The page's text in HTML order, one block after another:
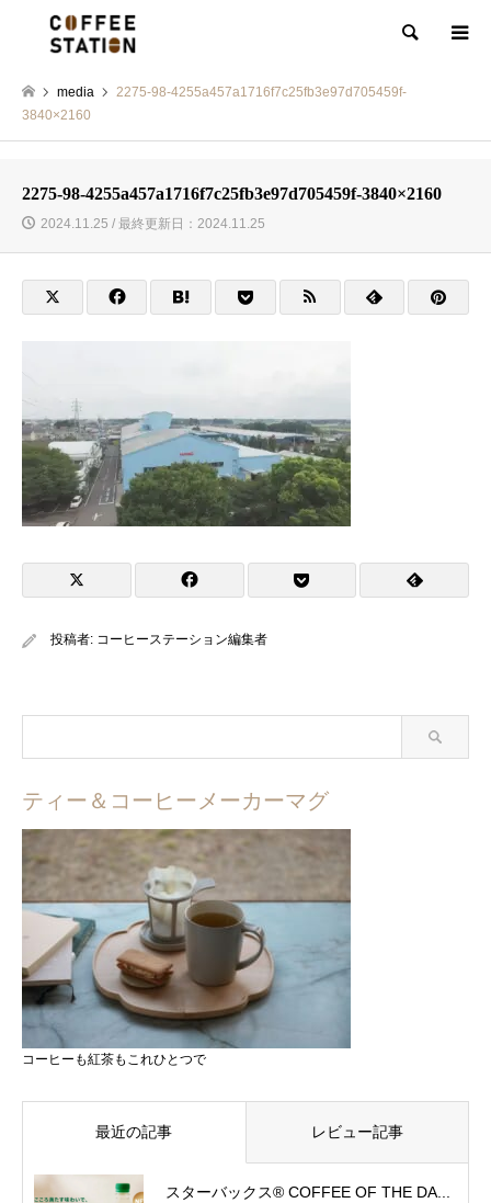
検索
media
2275-98-4255a457a1716f7c25fb3e97d705459f-
3840×2160
2275-98-4255a457a1716f7c25fb3e97d705459f-3840×2160
2024.11.25 / 最終更新日：2024.11.25
投稿者: コーヒーステーション編集者
ティー＆コーヒーメーカーマグ
コーヒーも紅茶もこれひとつで
最近の記事 レビュー記事
スターバックス® COFFEE OF THE DA...